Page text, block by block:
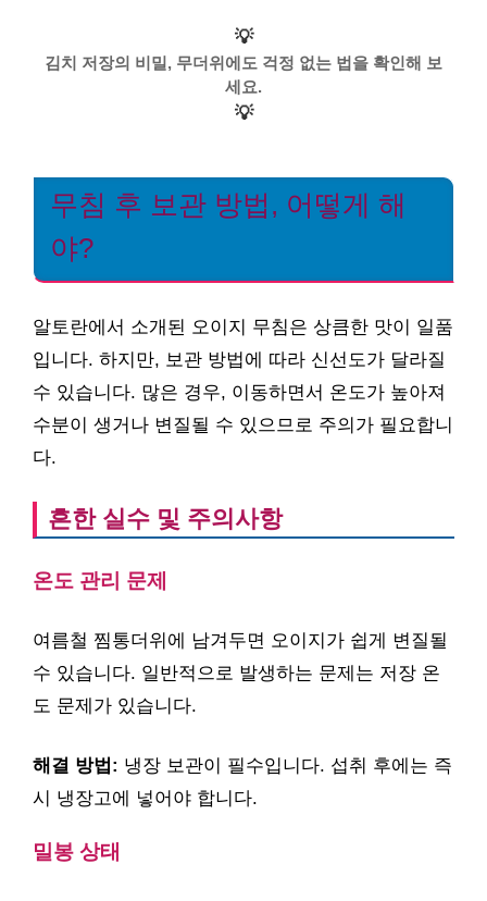
💡
김치 저장의 비밀, 무더위에도 걱정 없는 법을 확인해 보
세요.
💡
무침 후 보관 방법, 어떻게 해
야?
알토란에서 소개된 오이지 무침은 상큼한 맛이 일품
입니다. 하지만, 보관 방법에 따라 신선도가 달라질
수 있습니다. 많은 경우, 이동하면서 온도가 높아져
수분이 생거나 변질될 수 있으므로 주의가 필요합니
다.
흔한 실수 및 주의사항
온도 관리 문제
여름철 찜통더위에 남겨두면 오이지가 쉽게 변질될
수 있습니다. 일반적으로 발생하는 문제는 저장 온
도 문제가 있습니다.
해결 방법: 냉장 보관이 필수입니다. 섭취 후에는 즉
시 냉장고에 넣어야 합니다.
밀봉 상태